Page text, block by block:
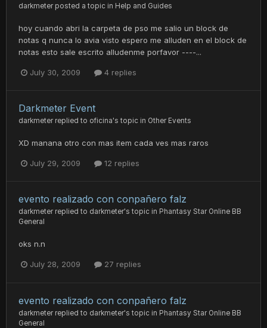
darkmeter posted a topic in Help and Guides
hoy cuando abri la carpeta de pso me salio un block de
notas q nunca lo avia visto espero me alluden en el block de
notas esto sale escrito alludenme porfavor ----...
July 30, 2009 4 replies
Darkmeter Event
darkmeter replied to oficina's topic in Other Events
XD manana otro con mas item cada ves mas raros
July 29, 2009 12 replies
evento realizado con conpañero falz
darkmeter replied to darkmeter's topic in Phantasy Star Online BB
General
oks n.n
July 28, 2009 27 replies
evento realizado con conpañero falz
darkmeter replied to darkmeter's topic in Phantasy Star Online BB
General